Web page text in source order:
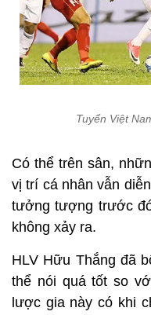
Tuyển Việt
Có thể trên sân,
vị trí cá nhân vẫn
tưởng tượng trước
không xảy ra.
HLV Hữu Thắng đã
thể nói quá tốt so
lược gia này có khi